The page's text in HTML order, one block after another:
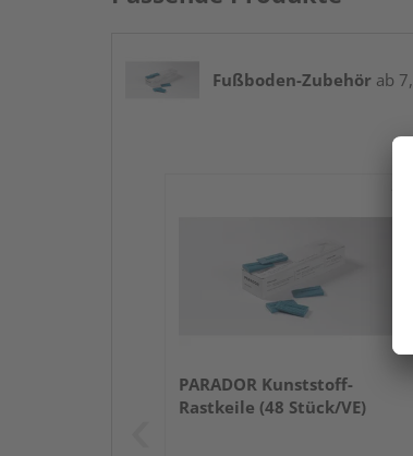
Fußboden-Zubehör ab
PARADOR Kunststoff-
Rastkeile (48 Stück/VE)